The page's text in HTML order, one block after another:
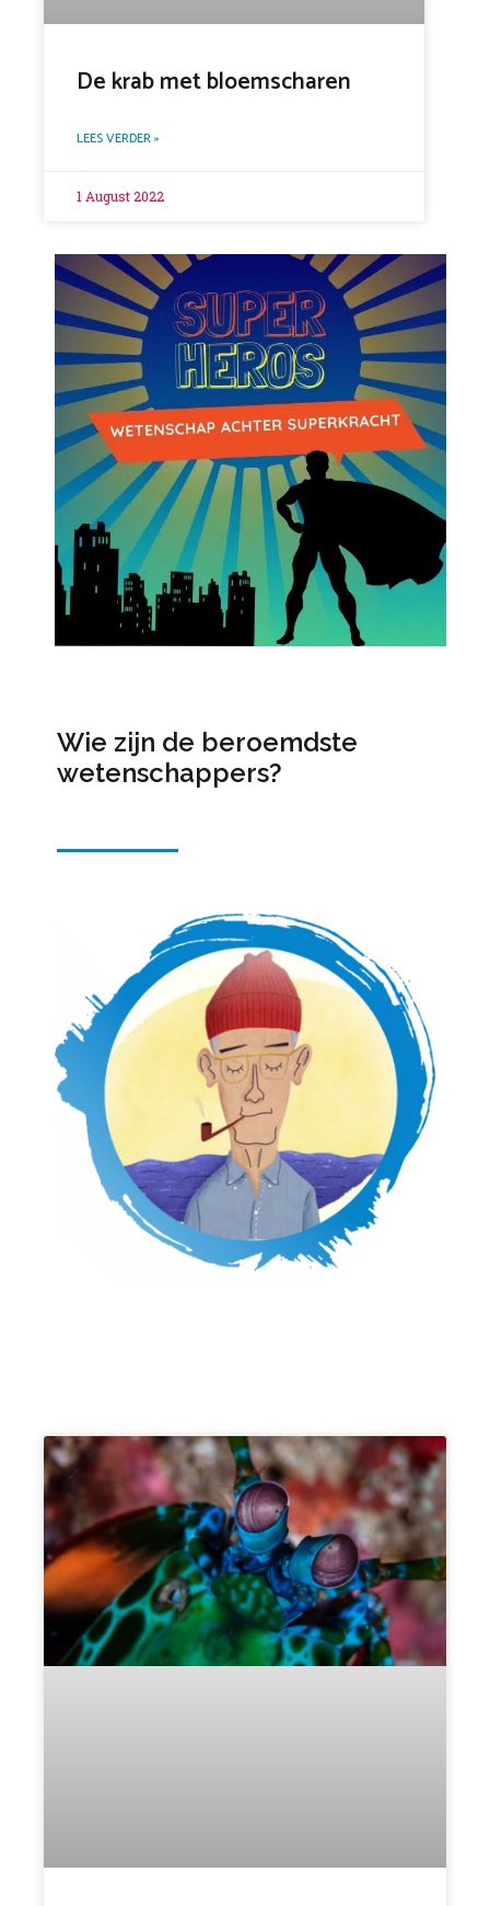
De krab met bloemscharen
LEES VERDER »
1 August 2022
Wie zijn de beroemdste
wetenschappers?